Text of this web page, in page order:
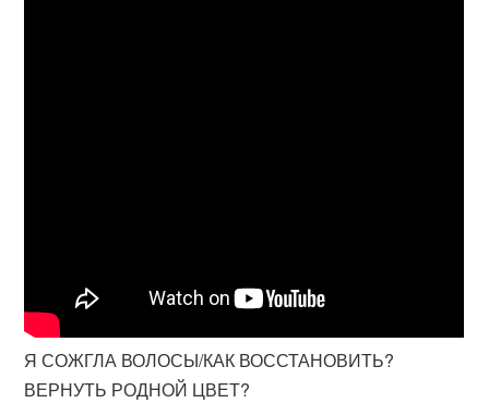
Я СОЖГЛА ВОЛОСЫ/КАК ВОССТАНОВИТЬ?
ВЕРНУТЬ РОДНОЙ ЦВЕТ?